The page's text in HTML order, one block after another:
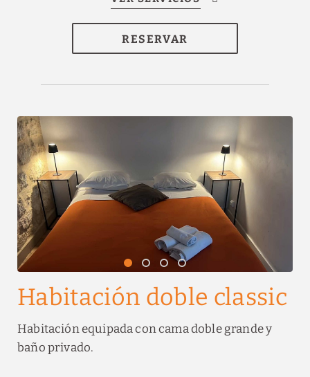
RESERVAR
Habitación doble classic
Habitación equipada con cama doble grande y
baño privado.